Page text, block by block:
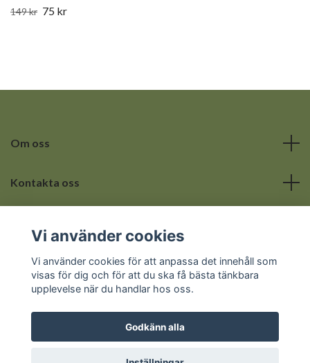
149 kr 75 kr
Om oss
Kontakta oss
Sociala medier
© 2026 Hemmets lilla hörna
Vi använder cookies
Vi använder cookies för att anpassa det innehåll som
visas för dig och för att du ska få bästa tänkbara
upplevelse när du handlar hos oss.
Godkänn alla